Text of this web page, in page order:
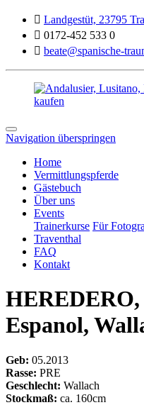
 Landgestüt, 23795
 0172-452 533 0
 beate@spanische-
Navigation überspringen
Home
Vermittlungspferde
Gästebuch
Über uns
Events
Trainerkurse Für
Traventhal
FAQ
Kontakt
Espanol,
Geb: 05.2013
Rasse: PRE
Geschlecht: Wallach
Stockmaß: ca. 160cm